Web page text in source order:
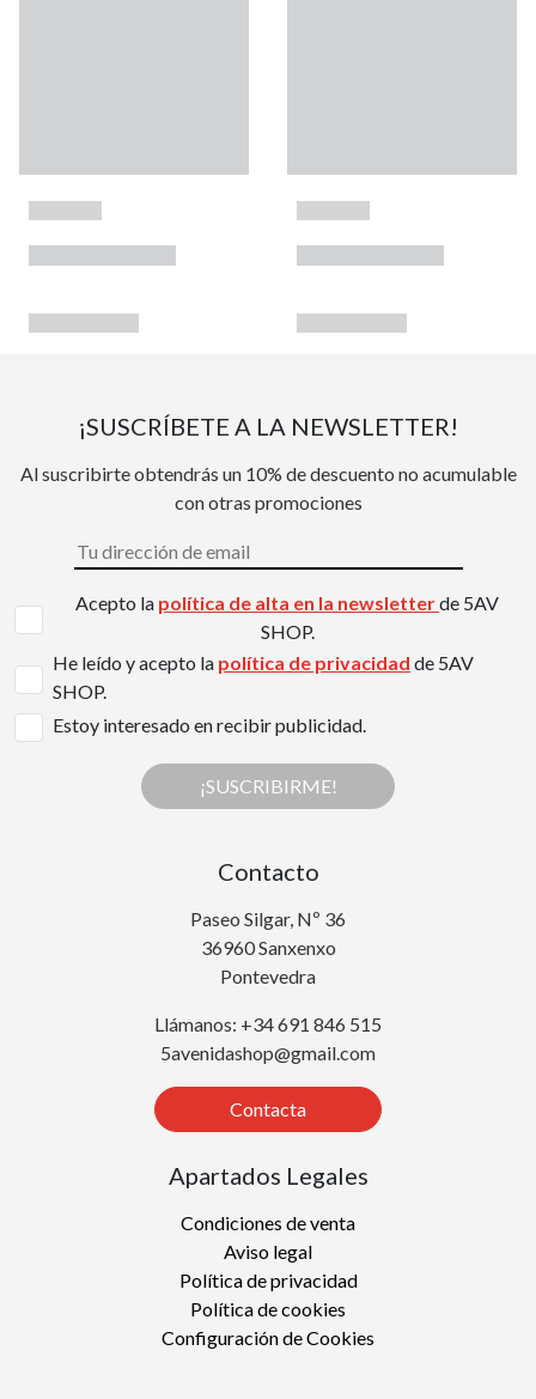
¡SUSCRÍBETE A LA NEWSLETTER!
Al suscribirte obtendrás un 10% de descuento no acumulable
con otras promociones
Acepto la política de alta en la newsletterde 5AV
SHOP.
He leído y acepto la política de privacidad de 5AV
SHOP.
Estoy interesado en recibir publicidad.
¡SUSCRIBIRME!
Contacto
Paseo Silgar, Nº 36
36960 Sanxenxo
Pontevedra
Llámanos: +34 691 846 515
5avenidashop@gmail.com
Contacta
Apartados Legales
Condiciones de venta
Aviso legal
Política de privacidad
Política de cookies
Configuración de Cookies